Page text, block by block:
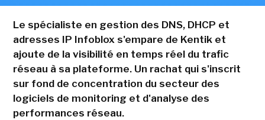
Le spécialiste en gestion des DNS, DHCP et
adresses IP Infoblox s'empare de Kentik et
ajoute de la visibilité en temps réel du trafic
réseau à sa plateforme. Un rachat qui s'inscrit
sur fond de concentration du secteur des
logiciels de monitoring et d'analyse des
performances réseau.